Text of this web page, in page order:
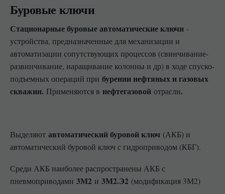
Буровые ключи
Стационарные буровые автоматические ключи -
устройства, предназначенные для механизации и
автоматизации сопутствующих процессов (свинчивание-
развинчивание, наращивание колонны и др) в ходе спуско-
подъемных операций при бурении нефтяных и газовых
скважин. Применяются в нефтегазовой отрасли.
Выделяют автоматический буровой ключ (АКБ) и
автоматический буровой ключ с гидроприводом (КБГ).
Среди АКБ наиболее распространены АКБ с
пневмоприводами 3М2 и 3М2.Э2 (модификация 3М2)